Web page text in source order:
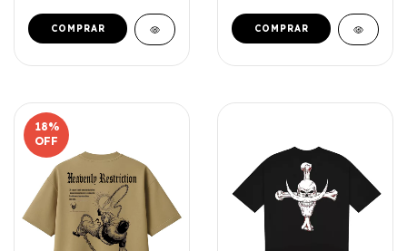
COMPRAR COMPRAR
18%
OFF